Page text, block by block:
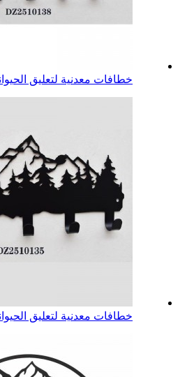
خطافات معدنية لتعليق
خطافات معدنية لتعليق